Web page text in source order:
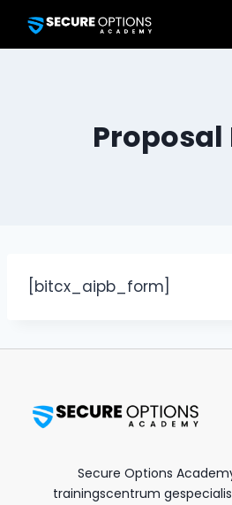
Proposal
[bitcx_aipb_form]
Secure Options
trainingscentrum